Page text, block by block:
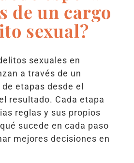
de un cargo
sexual?
sexuales en
a través de un
etapas desde el
resultado. Cada etapa
reglas y sus propios
sucede en cada paso
mejores decisiones en